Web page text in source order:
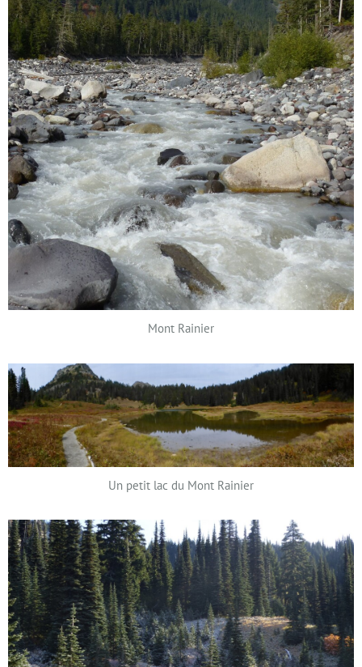
Mont Rainier
Un petit lac du Mont Rainier